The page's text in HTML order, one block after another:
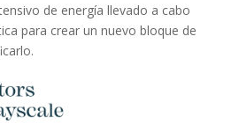
de energía llevado a cabo
para crear un nuevo bloque de